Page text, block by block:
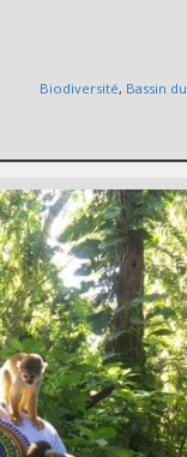
Biodiversité, Bassin du